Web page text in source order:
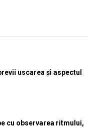
uscarea și aspectul
cu observarea ritmului,